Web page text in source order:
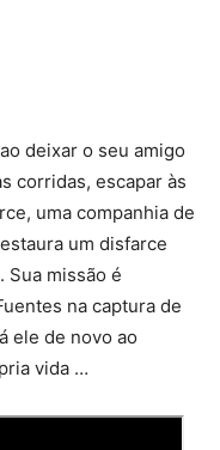
deixar o seu amigo
corridas, escapar às
uma companhia de
um disfarce
Sua missão é
na captura de
ele de novo ao
vida …